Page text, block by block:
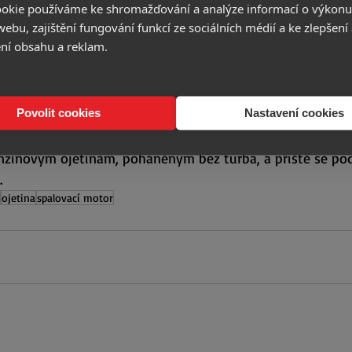
používáme ke shromažďování a analýze informací o
zajištění fungování funkcí ze sociálních médií a ke zlepšení
obsahu a reklam.
Povolit cookies Nastavení cookies
a výkonu. Má přímé vstřikování paliva,
prvky, které přispívají k lepší ekonomice paliva a
SkyActiv-G Mazda využívá u celé škály motorů,
užíván v modelech Mazda 3, Mazda 6, Mazda CX-5,
vozidlo s tímto motorem jste si mohli od roku 2012
ojetinám, poháněným bez turba, a příště se
ojetinaspalovací motor